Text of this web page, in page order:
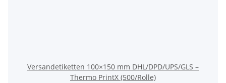
Versandetiketten 100×150 mm DHL/DPD/UPS/GLS –
Thermo PrintX (500/Rolle)